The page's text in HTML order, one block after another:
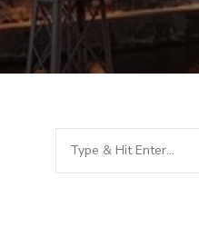
Looking
for